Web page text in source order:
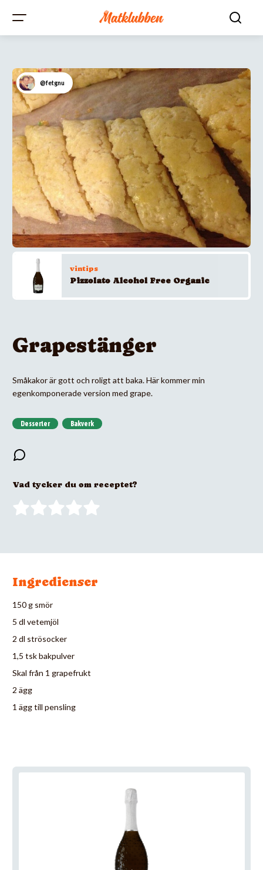
@fetgnu
vintips
Pizzolato Alcohol Free Organic
Grapestänger
Småkakor är gott och roligt att baka. Här kommer min
egenkomponerade version med grape.
Desserter Bakverk
Vad tycker du om receptet?
Ingredienser
150 g smör
5 dl vetemjöl
2 dl strösocker
1,5 tsk bakpulver
Skal från 1 grapefrukt
2 ägg
1 ägg till pensling